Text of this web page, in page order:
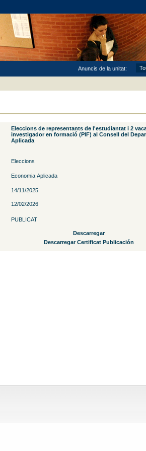
Anuncis de la unitat:
Eleccions de representants de l'estudiantat i 2
investigador en formació (PIF) al Consell del
Aplicada
Eleccions
Economia Aplicada
14/11/2025
12/02/2026
PUBLICAT
Descarregar
Descarregar Certificat Publicación